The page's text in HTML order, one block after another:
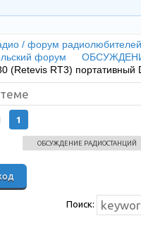
/ форум радиолюбителей
форум
(Retevis RT3) портативный
1
Поиск: